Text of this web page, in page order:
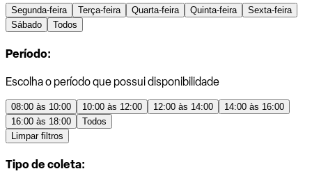
Segunda-feira Terça-feira Quarta-feira Quinta-feira
Sexta-feira
Sábado
Todos
Período:
Escolha o período que possui disponibilidade
08:00 às 10:00 10:00 às 12:00 12:00 às 14:00
14:00 às 16:00
16:00 às 18:00
Todos
Limpar filtros
Tipo de coleta: